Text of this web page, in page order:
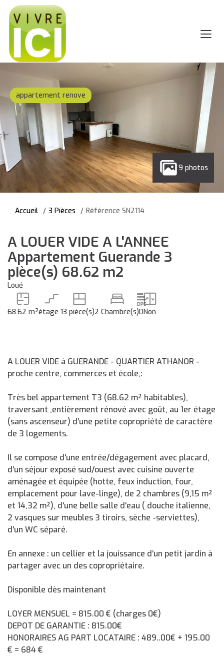
appartement renove
9 photos
Accueil 3 Pièces Référence SN2114
A LOUER VIDE A L'ANNEE
Appartement Guerande 3
pièce(s) 68.62 m2
Loué
68.62 m²étage 13 pièce(s)2 Chambre(s)DNon
A LOUER VIDE à GUERANDE - QUARTIER ATHANOR -
proche centre, commerces et école,:
Très bel appartement T3 (68.62 m² habitables),
traversant ,entièrement rénové avec goût, au 1er étage
(sans ascenseur) d'une petite copropriété de caractère
de 3 logements.
Il se compose d'une entrée/dégagement avec placard,
d'un séjour exposé sud/ouest avec cuisine ouverte
aménagée et équipée (hotte, feux induction, four,
emplacement pour lave-linge), de 2 chambres (9,15 m²
et 14,32 m²), d'une belle salle d'eau ( douche italienne,
2 vasques sur meubles 3 tiroirs, sèche -serviettes),
d'un WC séparé.
En annexe : un cellier et la jouissance d'un petit jardin à
partager avec un des copropriétaire.
Disponible dès maintenant
LOYER MENSUEL = 815.00 € (charges 0€)
DEPOT DE GARANTIE : 815.00€
HONORAIRES AG PART LOCATAIRE : 489..00€ + 195.00
€ = 684 €